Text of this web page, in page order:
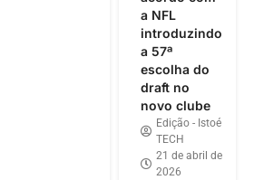
a NFL
introduzindo
a 57ª
escolha do
draft no
novo clube
Edição - Istoé
TECH
21 de abril de
2026